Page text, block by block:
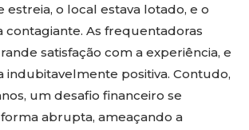
estreia, o local estava lotado, e o
contagiante. As frequentadoras
satisfação com a experiência, e
indubitavelmente positiva. Contudo,
um desafio financeiro se
abrupta, ameaçando a